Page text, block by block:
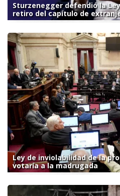
Sturzenegger defendió la
retiro del capítulo de
Ley de inviolabilidad de la
votaría a la madrugada